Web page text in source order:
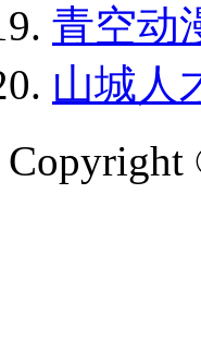
青空动
山城人
Copyright